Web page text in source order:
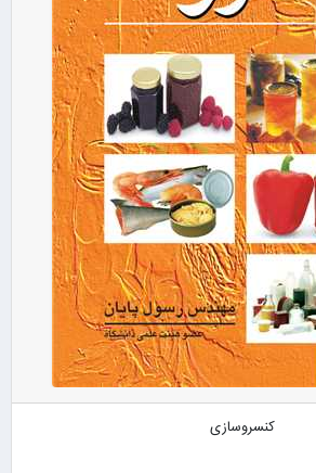
کنسروسازی